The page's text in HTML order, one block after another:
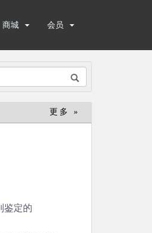
商城 会员
更多 »
鉴定的